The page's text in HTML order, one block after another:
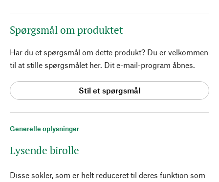
Generelle oplysninger
Lysende birolle
Disse sokler, som er helt reduceret til deres funktion som
Spørgsmål om produktet
Har du et spørgsmål om dette produkt? Du er velkommen
til at stille spørgsmålet her. Dit e-mail-program åbnes.
Stil et spørgsmål